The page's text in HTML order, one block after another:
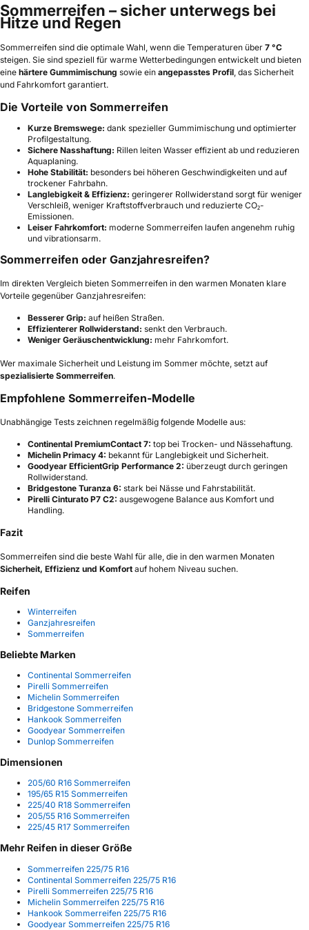
Sommerreifen – sicher unterwegs bei
Hitze und Regen
Sommerreifen sind die optimale Wahl, wenn die Temperaturen über 7 °C
steigen. Sie sind speziell für warme Wetterbedingungen entwickelt und bieten
eine härtere Gummimischung sowie ein angepasstes Profil, das Sicherheit
und Fahrkomfort garantiert.
Die Vorteile von Sommerreifen
Kurze Bremswege: dank spezieller Gummimischung und optimierter
Profilgestaltung.
Sichere Nasshaftung: Rillen leiten Wasser effizient ab und reduzieren
Aquaplaning.
Hohe Stabilität: besonders bei höheren Geschwindigkeiten und auf
trockener Fahrbahn.
Langlebigkeit & Effizienz: geringerer Rollwiderstand sorgt für weniger
Verschleiß, weniger Kraftstoffverbrauch und reduzierte CO₂-
Emissionen.
Leiser Fahrkomfort: moderne Sommerreifen laufen angenehm ruhig
und vibrationsarm.
Sommerreifen oder Ganzjahresreifen?
Im direkten Vergleich bieten Sommerreifen in den warmen Monaten klare
Vorteile gegenüber Ganzjahresreifen:
Besserer Grip: auf heißen Straßen.
Effizienterer Rollwiderstand: senkt den Verbrauch.
Weniger Geräuschentwicklung: mehr Fahrkomfort.
Wer maximale Sicherheit und Leistung im Sommer möchte, setzt auf
spezialisierte Sommerreifen.
Empfohlene Sommerreifen-Modelle
Unabhängige Tests zeichnen regelmäßig folgende Modelle aus:
Continental PremiumContact 7: top bei Trocken- und Nässehaftung.
Michelin Primacy 4: bekannt für Langlebigkeit und Sicherheit.
Goodyear EfficientGrip Performance 2: überzeugt durch geringen
Rollwiderstand.
Bridgestone Turanza 6: stark bei Nässe und Fahrstabilität.
Pirelli Cinturato P7 C2: ausgewogene Balance aus Komfort und
Handling.
Fazit
Sommerreifen sind die beste Wahl für alle, die in den warmen Monaten
Sicherheit, Effizienz und Komfort auf hohem Niveau suchen.
Reifen
Winterreifen
Ganzjahresreifen
Sommerreifen
Beliebte Marken
Continental Sommerreifen
Pirelli Sommerreifen
Michelin Sommerreifen
Bridgestone Sommerreifen
Hankook Sommerreifen
Goodyear Sommerreifen
Dunlop Sommerreifen
Dimensionen
205/60 R16 Sommerreifen
195/65 R15 Sommerreifen
225/40 R18 Sommerreifen
205/55 R16 Sommerreifen
225/45 R17 Sommerreifen
Mehr Reifen in dieser Größe
Sommerreifen 225/75 R16
Continental Sommerreifen 225/75 R16
Pirelli Sommerreifen 225/75 R16
Michelin Sommerreifen 225/75 R16
Hankook Sommerreifen 225/75 R16
Goodyear Sommerreifen 225/75 R16